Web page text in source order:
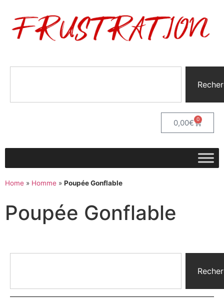
0,00€ 0
Home » Homme » Poupée Gonflable
Poupée Gonflable